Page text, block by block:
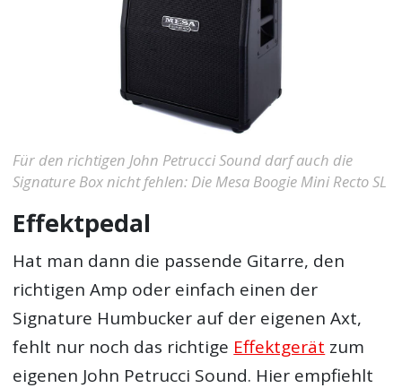
Für den richtigen John Petrucci Sound darf auch die
Signature Box nicht fehlen: Die Mesa Boogie Mini Recto SL
Effektpedal
Hat man dann die passende Gitarre, den
richtigen Amp oder einfach einen der
Signature Humbucker auf der eigenen Axt,
fehlt nur noch das richtige Effektgerät zum
eigenen John Petrucci Sound. Hier empfiehlt